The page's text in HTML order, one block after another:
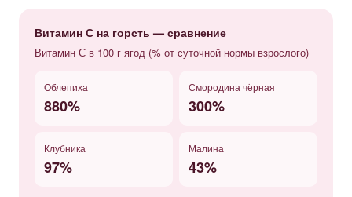
Витамин С на горсть — сравнение
Витамин С в 100 г ягод (% от суточной нормы взрослого)
Облепиха
880%
Смородина чёрная
300%
Клубника
97%
Малина
43%